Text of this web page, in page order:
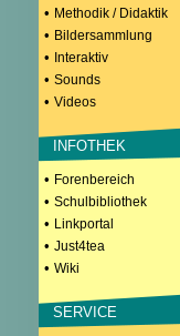
• Methodik / Didaktik
• Bildersammlung
• Interaktiv
• Sounds
• Videos
INFOTHEK
• Forenbereich
• Schulbibliothek
• Linkportal
• Just4tea
• Wiki
SERVICE